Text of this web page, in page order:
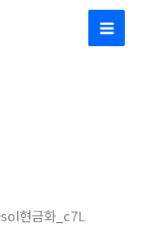
Main
현금화_c7L